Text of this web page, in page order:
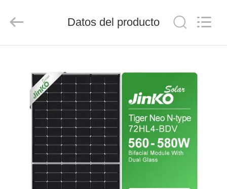
PRODUCTOS
VIDEOS
SOBRE
NOSOTROS
CO.,
Reserved.
Datos del producto